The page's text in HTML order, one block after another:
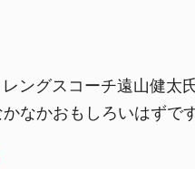
グスコーチ遠山健太
なかおもしろいはずで